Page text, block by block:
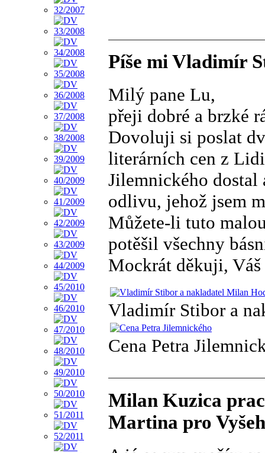
Píše mi Vladimír
Milý pane Lu,
přeji dobré a brzké
Dovoluji si poslat
literárních cen z
Jilemnického dostal
odlivu, jehož jsem
Můžete-li tuto
potěšil všechny
Mockrát děkuji,
Vladimír Stibor a
Cena Petra
Milan Kuzica
Martina pro